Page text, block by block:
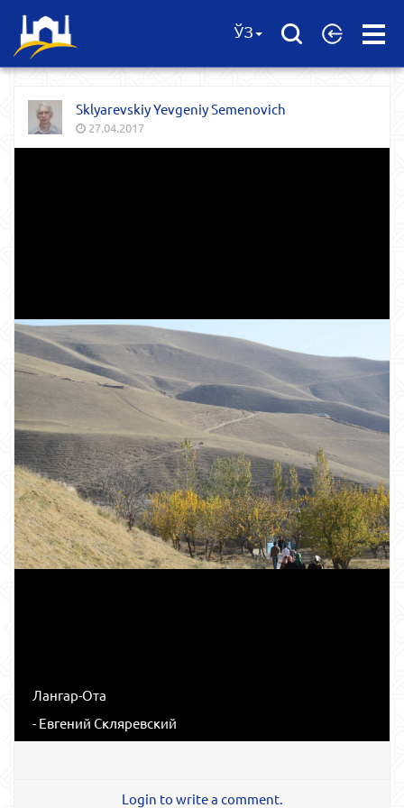
Open
ЎЗ
Sklyarevskiy Yevgeniy Semenovich
27.04.2017
Лангар-Ота
- Евгений Скляревский
Login to write a comment.